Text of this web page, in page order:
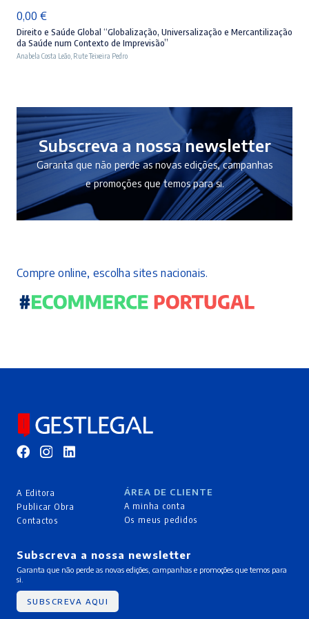
0,00 €
Direito e Saúde Global “Globalização, Universalização e Mercantilização
da Saúde num Contexto de Imprevisão”
Anabela Costa Leão Rute Teixeira Pedro
Subscreva a nossa newsletter
Garanta que não perde as novas edições, campanhas
e promoções que temos para si.
Compre online, escolha sites nacionais.
A Editora
Publicar Obra
Contactos
ÁREA DE CLIENTE
A minha conta
Os meus pedidos
Subscreva a nossa newsletter
Garanta que não perde as novas edições, campanhas e promoções que temos para
si.
SUBSCREVA AQUI